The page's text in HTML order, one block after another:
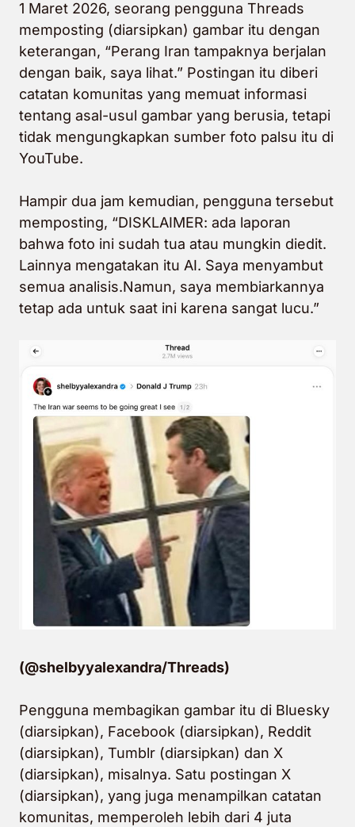
1 Maret 2026, seorang pengguna Threads
memposting (diarsipkan) gambar itu dengan
keterangan, “Perang Iran tampaknya berjalan
dengan baik, saya lihat.” Postingan itu diberi
catatan komunitas yang memuat informasi
tentang asal-usul gambar yang berusia, tetapi
tidak mengungkapkan sumber foto palsu itu di
YouTube.
Hampir dua jam kemudian, pengguna tersebut
memposting, “DISKLAIMER: ada laporan
bahwa foto ini sudah tua atau mungkin diedit.
Lainnya mengatakan itu AI. Saya menyambut
semua analisis.Namun, saya membiarkannya
tetap ada untuk saat ini karena sangat lucu.”
(@shelbyyalexandra/Threads)
Pengguna membagikan gambar itu di Bluesky
(diarsipkan), Facebook (diarsipkan), Reddit
(diarsipkan), Tumblr (diarsipkan) dan X
(diarsipkan), misalnya. Satu postingan X
(diarsipkan), yang juga menampilkan catatan
komunitas, memperoleh lebih dari 4 juta